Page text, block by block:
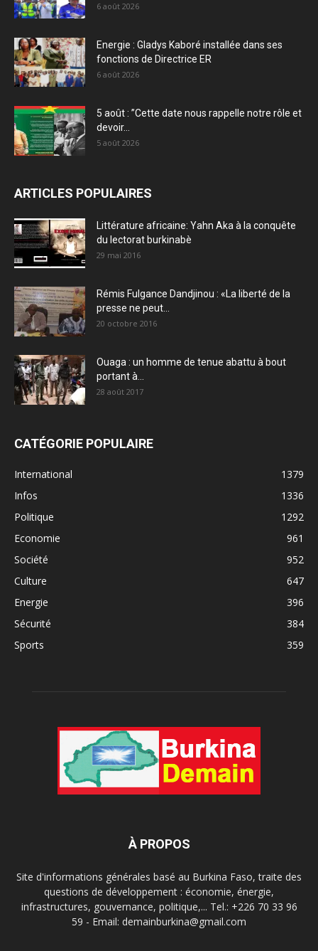
6 août 2026
Energie : Gladys Kaboré installée dans ses
fonctions de Directrice ER
6 août 2026
5 août : ”Cette date nous rappelle notre rôle et
devoir...
5 août 2026
ARTICLES POPULAIRES
Littérature africaine: Yahn Aka à la conquête
du lectorat burkinabè
29 mai 2016
Rémis Fulgance Dandjinou : «La liberté de la
presse ne peut...
20 octobre 2016
Ouaga : un homme de tenue abattu à bout
portant à...
28 août 2017
CATÉGORIE POPULAIRE
International
1379
Infos
1336
Politique
1292
Economie
961
Société
952
Culture
647
Energie
396
Sécurité
384
Sports
359
À PROPOS
Site d'informations générales basé au Burkina Faso, traite des
questions de développement : économie, énergie,
infrastructures, gouvernance, politique,... Tel.: +226 70 33 96
59 - Email: demainburkina@gmail.com